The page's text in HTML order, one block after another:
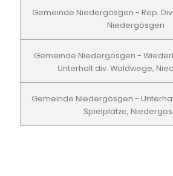
Gemeinde Niedergösgen - Rep.
Niedergösgen
Gemeinde Niedergösgen -
Unterhalt div. Waldwege,
Gemeinde Niedergösgen -
Spielplätze,